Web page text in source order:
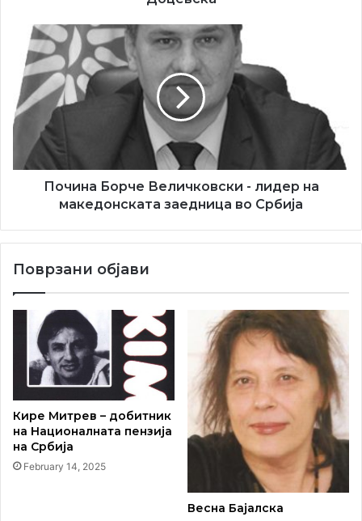
Почина
Борче
Величковски
лидер
на
македонската
заедница
во
СрбијаПочина Борче Величковски - лидер на
македонската заедница во Србија
Поврзани објави
Кире Митрев – добитник
на Националната пензија
на Србија
February 14, 2025
Весна Бајалска